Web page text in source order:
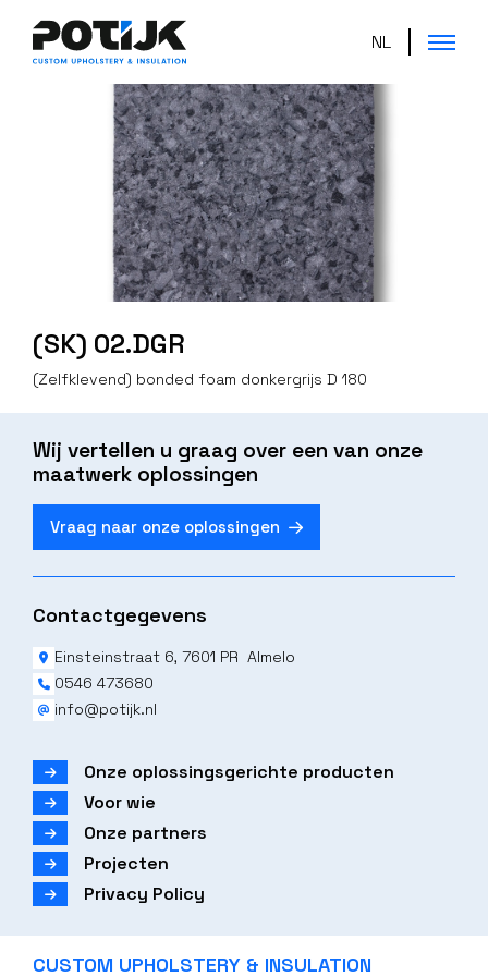
NL
(SK) 02.DGR
(Zelfklevend) bonded foam donkergrijs D 180
Wij vertellen u graag over een van onze
maatwerk oplossingen
Vraag naar onze oplossingen
Contactgegevens
Einsteinstraat 6, 7601 PR Almelo
0546 473680
info@potijk.nl
Onze oplossingsgerichte producten
Voor wie
Onze partners
Projecten
Privacy Policy
CUSTOM UPHOLSTERY & INSULATION